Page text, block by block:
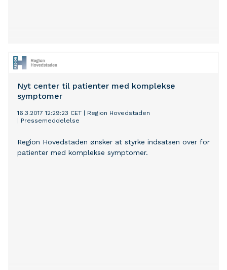
Nyt center til patienter med komplekse
symptomer
16.3.2017 12:29:23 CET
Region Hovedstaden
Pressemeddelelse
Region Hovedstaden ønsker at styrke indsatsen over for
patienter med komplekse symptomer.